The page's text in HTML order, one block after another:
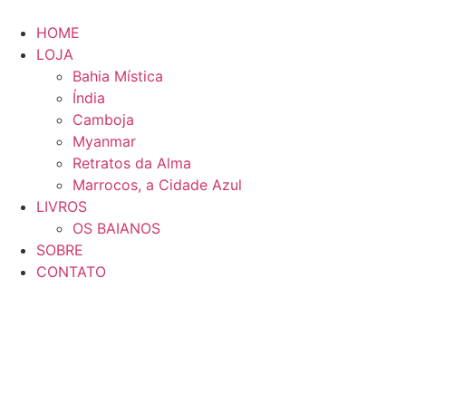
para
conteúdo
HOME
LOJA
Bahia Mística
Índia
Camboja
Myanmar
Retratos da Alma
Marrocos, a Cidade Azul
LIVROS
OS BAIANOS
SOBRE
CONTATO